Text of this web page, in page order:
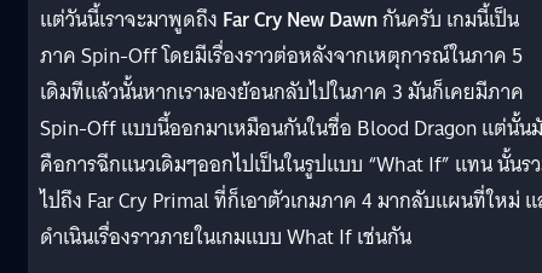
แต่วันนี้เราจะมาพูดถึง Far Cry New Dawnกันครับ เกมนี้เป็น
ภาค Spin-Off โดยมีเรื่องราวต่อหลังจากเหตุการณ์ในภาค 5
เดิมทีแล้วนั้นหากเรามองย้อนกลับไปในภาค 3 มันก็เคยมีภาค
Spin-Off แบบนี้ออกมาเหมือนกันในชื่อ Blood Dragon แต่นั้น
คือการฉีกแนวเดิมๆออกไปเป็นในรูปแบบ “What If” แทน นั้นร
ไปถึง Far Cry Primal ที่ก็เอาตัวเกมภาค 4 มากลับแผนที่ใหม่
ดำเนินเรื่องราวภายในเกมแบบ What If เช่นกัน